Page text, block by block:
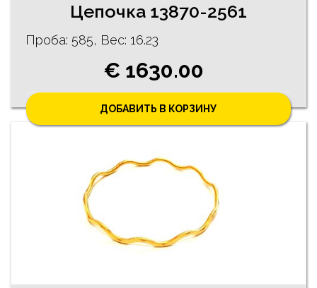
Цепочка 13870-2561
Проба: 585, Bес: 16.23
€ 1630.00
ДОБАВИТЬ В КОРЗИНУ